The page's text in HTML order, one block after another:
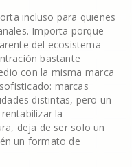
incluso para quienes
Importa porque
del ecosistema
bastante
con la misma marca
marcas
distintas, pero un
la
deja de ser solo un
un formato de